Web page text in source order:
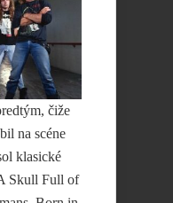
čiže
na scéne
klasické
Skull Full of